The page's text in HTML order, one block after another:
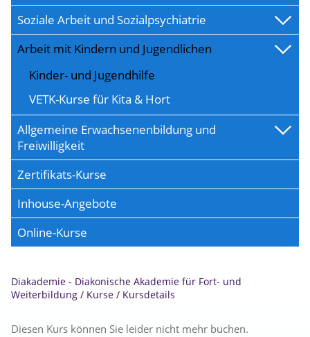
Soziale Arbeit und Sozialpsychiatrie
Arbeit mit Kindern und Jugendlichen
Kinder- und Jugendhilfe
VETK-Kurse für Kita & Hort
Allgemeine Erwachsenenbildung und
Freiwilligkeit
Zertifikats-Kurse
Inhouse-Angebote
Online-Kurse
Diakademie - Diakonische Akademie für Fort- und
Weiterbildung / Kurse / Kursdetails
Diesen Kurs können Sie leider nicht mehr buchen.